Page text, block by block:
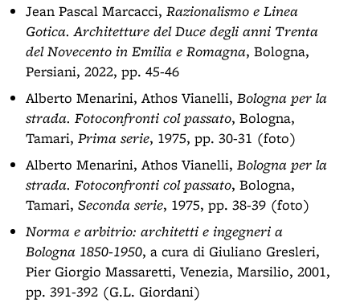
Jean Pascal Marcacci, Razionalismo e Linea
Gotica. Architetture del Duce degli anni Trenta
del Novecento in Emilia e Romagna, Bologna,
Persiani, 2022, pp. 45-46
Alberto Menarini, Athos Vianelli, Bologna per la
strada. Fotoconfronti col passato, Bologna,
Tamari, Prima serie, 1975, pp. 30-31 (foto)
Alberto Menarini, Athos Vianelli, Bologna per la
strada. Fotoconfronti col passato, Bologna,
Tamari, Seconda serie, 1975, pp. 38-39 (foto)
Norma e arbitrio: architetti e ingegneri a
Bologna 1850-1950, a cura di Giuliano Gresleri,
Pier Giorgio Massaretti, Venezia, Marsilio, 2001,
pp. 391-392 (G.L. Giordani)